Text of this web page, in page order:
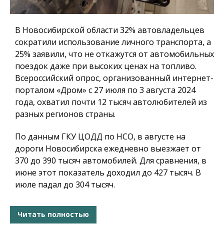
В Новосибирской области 32% автовладельцев
сократили использование личного транспорта, а
25% заявили, что не откажутся от автомобильных
поездок даже при высоких ценах на топливо.
Всероссийский опрос, организованный интернет-
порталом «Дром» с 27 июля по 3 августа 2024
года, охватил почти 12 тысяч автолюбителей из
разных регионов страны.
По данным ГКУ ЦОДД по НСО, в августе на
дороги Новосибирска ежедневно выезжает от
370 до 390 тысяч автомобилей. Для сравнения, в
июне этот показатель доходил до 427 тысяч. В
июле падал до 304 тысяч.
Читать полностью